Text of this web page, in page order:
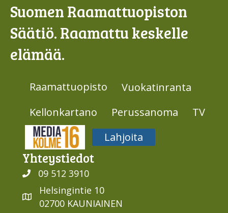
Suomen Raamattuopiston
Säätiö. Raamattu keskelle
elämää.
Raamattuopisto
Vuokatinranta
Kellonkartano
Perussanoma
TV
Media316
Lahjoita
Yhteys­tiedot
09 512 3910
Helsingintie 10
02700 KAUNIAINEN